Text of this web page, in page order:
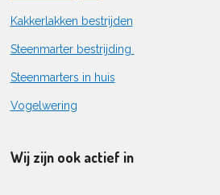
Kakkerlakken bestrijden
Steenmarter bestrijding
Steenmarters in huis
Vogelwering
Wij zijn ook actief in